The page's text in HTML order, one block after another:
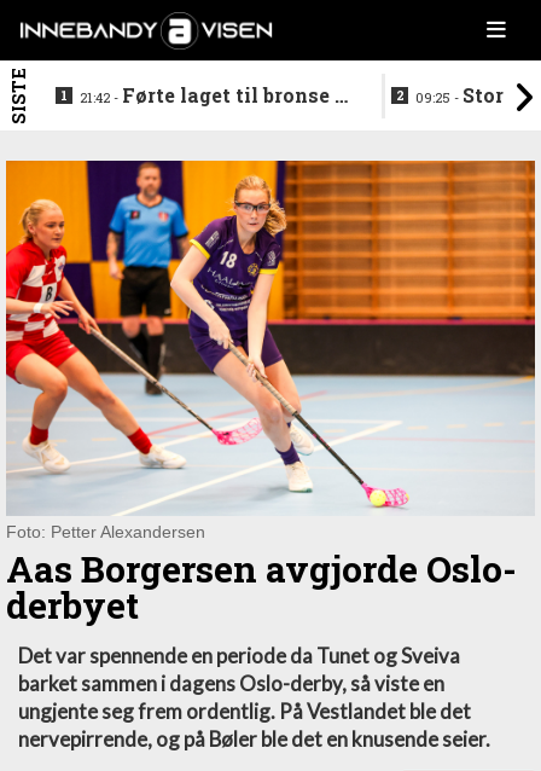
SISTE 21:42 - Førte laget til bronse -
09:25 -
Foto: Petter Alexandersen
Aas Borgersen avgjorde Oslo-
derbyet
Det var spennende en periode da Tunet og Sveiva
barket sammen i dagens Oslo-derby, så viste en
ungjente seg frem ordentlig. På Vestlandet ble det
nervepirrende, og på Bøler ble det en knusende seier.